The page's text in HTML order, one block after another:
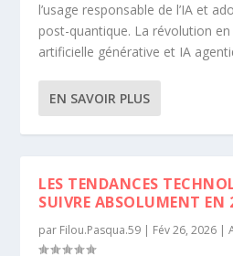
l’usage responsable de l’IA et
post-quantique. La révolution
artificielle générative et IA
EN SAVOIR PLUS
LES TENDANCES
SUIVRE ABSOLUMENT EN
par Filou.Pasqua.59 | Fév 26, 2026 |